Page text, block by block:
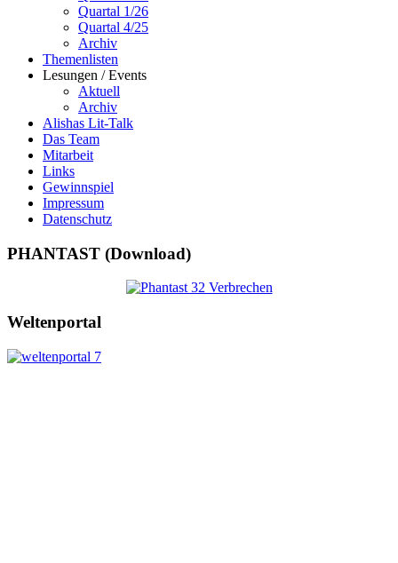
Quartal 1/26
Quartal 4/25
Archiv
Themenlisten
Lesungen / Events
Aktuell
Archiv
Alishas Lit-Talk
Das Team
Mitarbeit
Links
Gewinnspiel
Impressum
Datenschutz
PHANTAST (Download)
Weltenportal